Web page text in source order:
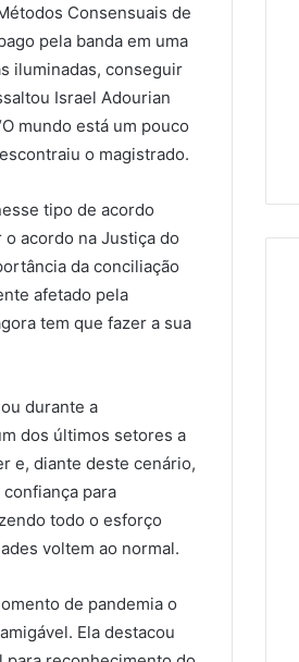
Consensuais de
pela banda em uma
iluminadas, conseguir
Israel Adourian
mundo está um pouco
o magistrado.
tipo de acordo
acordo na Justiça do
da conciliação
afetado pela
tem que fazer a sua
durante a
dos últimos setores a
e, diante deste cenário,
para
todo o esforço
voltem ao normal.
de pandemia o
Ela destacou